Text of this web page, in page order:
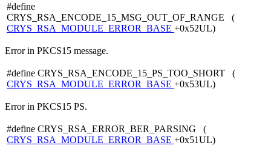
#define
CRYS_RSA_ENCODE_15_MSG_OUT_OF_RANGE (
CRYS_RSA_MODULE_ERROR_BASE +0x52UL)
Error in PKCS15 message.
#define CRYS_RSA_ENCODE_15_PS_TOO_SHORT (
CRYS_RSA_MODULE_ERROR_BASE +0x53UL)
Error in PKCS15 PS.
#define CRYS_RSA_ERROR_BER_PARSING (
CRYS_RSA_MODULE_ERROR_BASE +0x51UL)